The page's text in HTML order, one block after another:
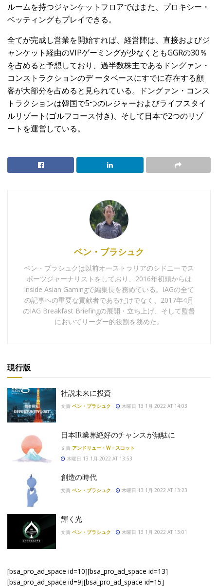
ルームを持つジャンケットフロアではまた、プロキシー・
ベッティングもプレイできる。
全てが完成し営業を開始すれば、経営陣は、直接およびジ
ャンケット経由のVIPゲーミングが少なくともGGRの30％
を占めると予想しており、過半数株主であるドングァン・
コンストラクションのデ ータベースにすでに存在する顧
客が大部分を占めると見られている。ドングァン・コンス
トラクションは韓国で5つのレジャーおよびライフスタイ
ルリゾート(ゴルフコース付き)、そして日本で2つのリゾ
ートを運営している。
ベン・ブラシュク
ベン・ブラシュクは以前オーストラリアのシドニーでス
ポーツジャーナリストをしており、2016年初頭からは
Inside Asian Gamingで編集長を務めている。IAGの全て
の記事への重要な貢献者であるだけでなく、2017年4月
のIAG Breakfast Briefingの展開・立ち上げ、そして監督
においてリーダー的役割を務めた。
現行版
社説未来に投資
文責 ベン・ブラシュク 木曜日 13 1月 2022 AT 14:03
日本IR業界絶好のチャンスが無駄に
文責 アンドリュー・W・スコット
木曜日 13 1月 2022 AT 13:53
創造の時代
文責 ベン・ブラシュク 木曜日 13 1月 2022 AT 13:23
輝く光
文責 ベン・ブラシュク 木曜日 13 1月 2022 AT 13:01
[bsa_pro_ad_space id=10][bsa_pro_ad_space id=13]
[bsa_pro_ad_space id=9][bsa_pro_ad_space id=15]